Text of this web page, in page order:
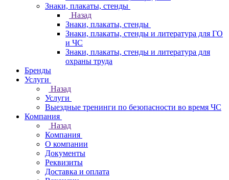
Знаки, плакаты, стенды
Назад
Знаки, плакаты, стенды
Знаки, плакаты, стенды и литература для ГО
и ЧС
Знаки, плакаты, стенды и литература для
охраны труда
Бренды
Услуги
Назад
Услуги
Выездные тренинги по безопасности во время ЧС
Компания
Назад
Компания
О компании
Документы
Реквизиты
Доставка и оплата